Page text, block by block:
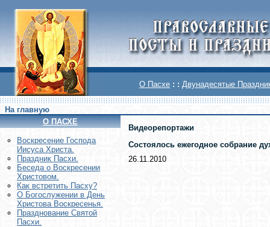
О Пасхе : : Двунадесятые
На главную
О ПАСХЕ
Воскреcение Господа
Иисуса Христа.
Праздник Пасхи.
Беседа о Воскресении
Христовом.
Как встретить Пасху?
О Богослужении в День
Христова Воскресенья.
Празднование Святой
Пасхи.
Видеорепортажи
Состоялось ежегодное собрание
26.11.2010